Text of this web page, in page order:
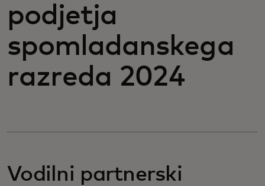
podjetja
spomladanskega
razreda 2024
Vodilni partnerski